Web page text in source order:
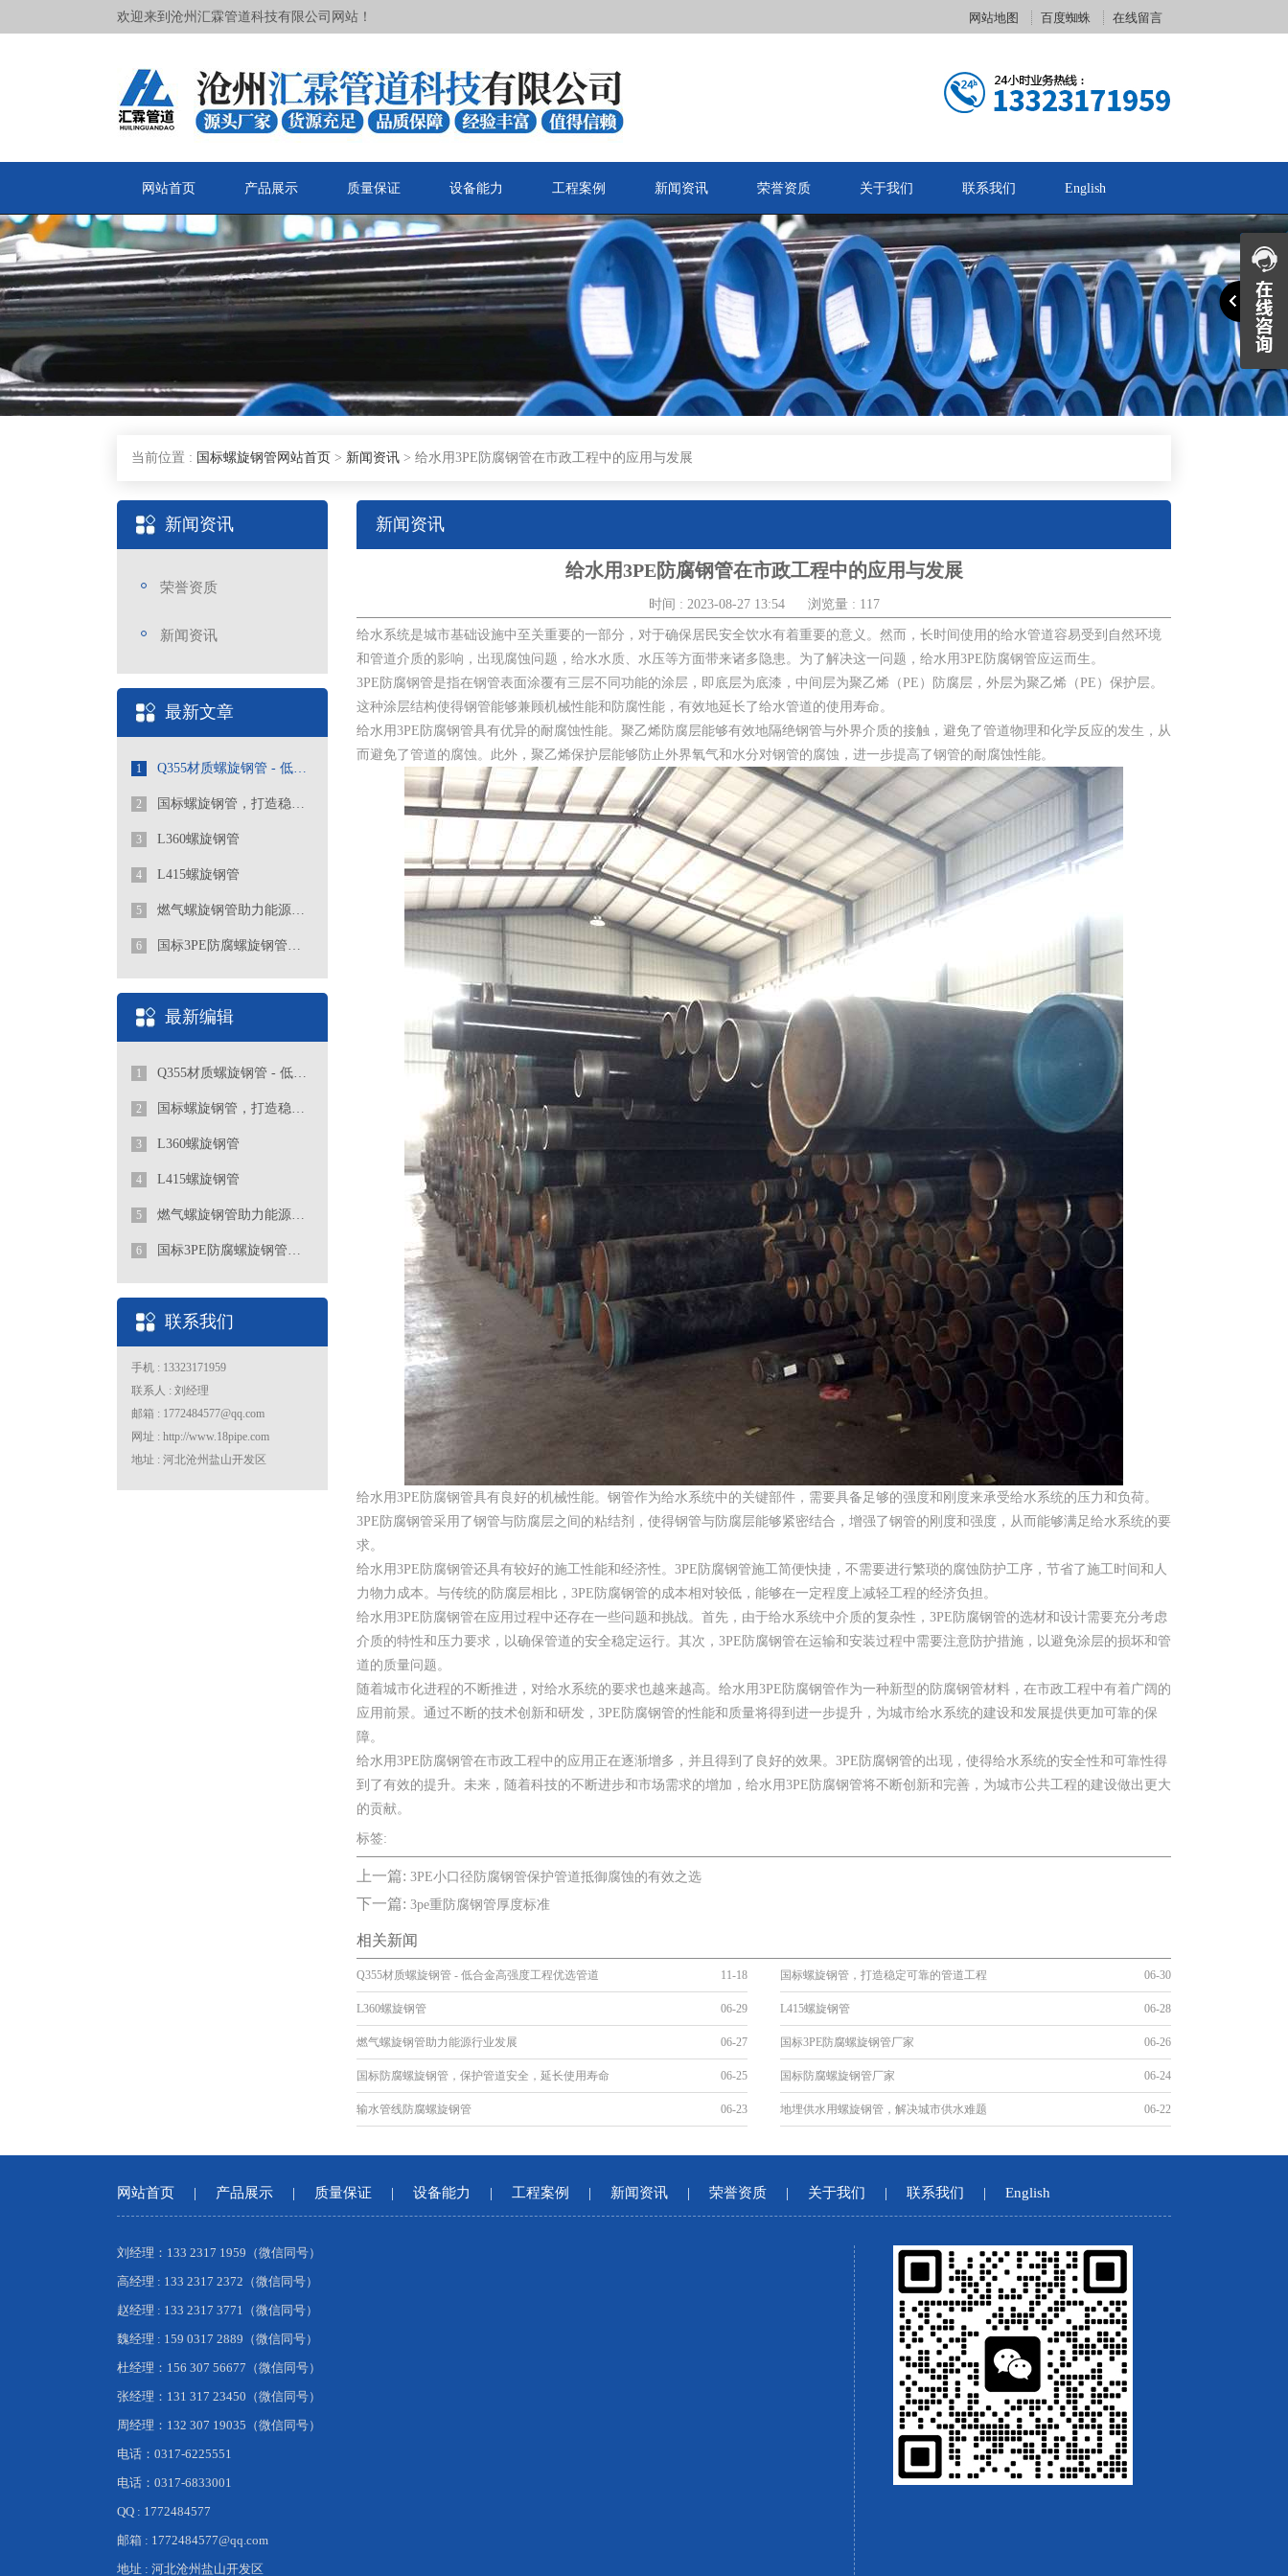
欢迎来到沧州汇霖管道科技有限公司网站！ 网站地图 百度蜘蛛 在线留言
网站首页 产品展示 质量保证 设备能力 工程案例 新闻资讯 荣誉资质 关于我们 联系我们 English
当前位置 : 国标螺旋钢管网站首页 > 新闻资讯 > 给水用3PE防腐钢管在市政工程中的应用与发展
新闻资讯
荣誉资质
新闻资讯
最新文章
1 Q355材质螺旋钢管 - 低合金高强度工程优选管道
2 国标螺旋钢管，打造稳定可靠的管道工程
3 L360螺旋钢管
4 L415螺旋钢管
5 燃气螺旋钢管助力能源行业发展
6 国标3PE防腐螺旋钢管厂家
最新编辑
1 Q355材质螺旋钢管 - 低合金高强度工程优选管道
2 国标螺旋钢管，打造稳定可靠的管道工程
3 L360螺旋钢管
4 L415螺旋钢管
5 燃气螺旋钢管助力能源行业发展
6 国标3PE防腐螺旋钢管厂家
联系我们
手机 : 13323171959
联系人 : 刘经理
邮箱 : 1772484577@qq.com
网址 : http://www.18pipe.com
地址 : 河北沧州盐山开发区
新闻资讯
给水用3PE防腐钢管在市政工程中的应用与发展
时间 : 2023-08-27 13:54 浏览量 : 117
给水系统是城市基础设施中至关重要的一部分，对于确保居民安全饮水有着重要的意义。然而，长时间使用的给水管道容易受到自然环境
和管道介质的影响，出现腐蚀问题，给水水质、水压等方面带来诸多隐患。为了解决这一问题，给水用3PE防腐钢管应运而生。
3PE防腐钢管是指在钢管表面涂覆有三层不同功能的涂层，即底层为底漆，中间层为聚乙烯（PE）防腐层，外层为聚乙烯（PE）保护层。
这种涂层结构使得钢管能够兼顾机械性能和防腐性能，有效地延长了给水管道的使用寿命。
给水用3PE防腐钢管具有优异的耐腐蚀性能。聚乙烯防腐层能够有效地隔绝钢管与外界介质的接触，避免了管道物理和化学反应的发生，从
而避免了管道的腐蚀。此外，聚乙烯保护层能够防止外界氧气和水分对钢管的腐蚀，进一步提高了钢管的耐腐蚀性能。
给水用3PE防腐钢管具有良好的机械性能。钢管作为给水系统中的关键部件，需要具备足够的强度和刚度来承受给水系统的压力和负荷。
3PE防腐钢管采用了钢管与防腐层之间的粘结剂，使得钢管与防腐层能够紧密结合，增强了钢管的刚度和强度，从而能够满足给水系统的要
求。
给水用3PE防腐钢管还具有较好的施工性能和经济性。3PE防腐钢管施工简便快捷，不需要进行繁琐的腐蚀防护工序，节省了施工时间和人
力物力成本。与传统的防腐层相比，3PE防腐钢管的成本相对较低，能够在一定程度上减轻工程的经济负担。
给水用3PE防腐钢管在应用过程中还存在一些问题和挑战。首先，由于给水系统中介质的复杂性，3PE防腐钢管的选材和设计需要充分考虑
介质的特性和压力要求，以确保管道的安全稳定运行。其次，3PE防腐钢管在运输和安装过程中需要注意防护措施，以避免涂层的损坏和管
道的质量问题。
随着城市化进程的不断推进，对给水系统的要求也越来越高。给水用3PE防腐钢管作为一种新型的防腐钢管材料，在市政工程中有着广阔的
应用前景。通过不断的技术创新和研发，3PE防腐钢管的性能和质量将得到进一步提升，为城市给水系统的建设和发展提供更加可靠的保
障。
给水用3PE防腐钢管在市政工程中的应用正在逐渐增多，并且得到了良好的效果。3PE防腐钢管的出现，使得给水系统的安全性和可靠性得
到了有效的提升。未来，随着科技的不断进步和市场需求的增加，给水用3PE防腐钢管将不断创新和完善，为城市公共工程的建设做出更大
的贡献。
标签:
上一篇: 3PE小口径防腐钢管保护管道抵御腐蚀的有效之选
下一篇: 3pe重防腐钢管厚度标准
相关新闻
Q355材质螺旋钢管 - 低合金高强度工程优选管道 11-18 国标螺旋钢管，打造稳定可靠的管道工程 06-30
L360螺旋钢管 06-29 L415螺旋钢管 06-28
燃气螺旋钢管助力能源行业发展 06-27 国标3PE防腐螺旋钢管厂家 06-26
国标防腐螺旋钢管，保护管道安全，延长使用寿命 06-25 国标防腐螺旋钢管厂家 06-24
输水管线防腐螺旋钢管 06-23 地埋供水用螺旋钢管，解决城市供水难题 06-22
网站首页 | 产品展示 | 质量保证 | 设备能力 | 工程案例 | 新闻资讯 | 荣誉资质 | 关于我们 | 联系我们 | English
刘经理：133 2317 1959（微信同号）
高经理 : 133 2317 2372（微信同号）
赵经理 : 133 2317 3771（微信同号）
魏经理 : 159 0317 2889（微信同号）
杜经理：156 307 56677（微信同号）
张经理：131 317 23450（微信同号）
周经理：132 307 19035（微信同号）
电话：0317-6225551
电话：0317-6833001
QQ : 1772484577
邮箱 : 1772484577@qq.com
地址 : 河北沧州盐山开发区